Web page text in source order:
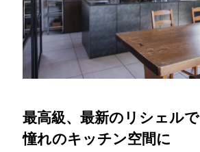
最高級、最新のリシェルで
憧れのキッチン空間に